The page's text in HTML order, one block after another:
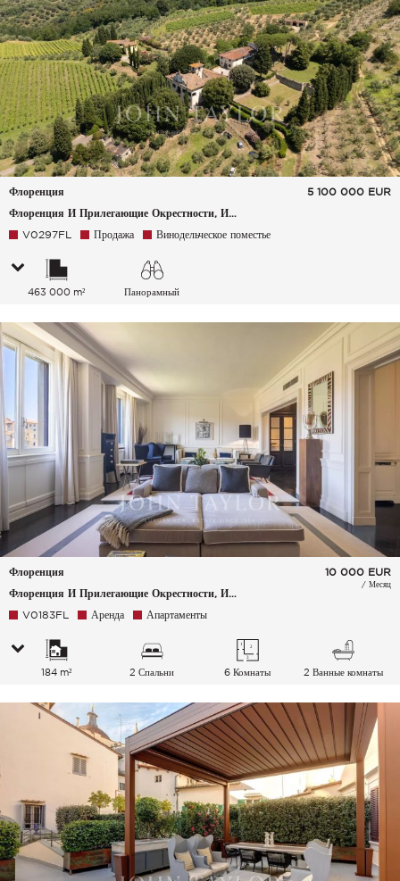
Флоренция
Флоренция И Прилегающие Окрестности, Италия
5 100 000 EUR
V0297FL Продажа Винодельческое поместье
463 000 m² Панорамный
Флоренция
Флоренция И Прилегающие Окрестности, Италия
10 000 EUR
/ Месяц
V0183FL Аренда Апартаменты
184 m² 2 Спальни 6 Комнаты 2 Ванные комнаты